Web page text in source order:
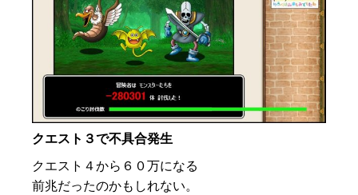
クエスト３で不具合発生
クエスト４から６０万になる
前兆だったのかもしれない。